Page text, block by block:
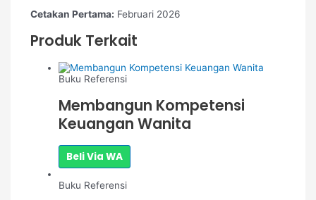
Cetakan Pertama: Februari 2026
Produk Terkait
Buku Referensi
Membangun Kompetensi
Keuangan Wanita
Beli Via WA
Buku Referensi